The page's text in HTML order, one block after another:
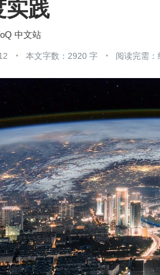
践
中文站
本文字数：2920 字 阅读完需